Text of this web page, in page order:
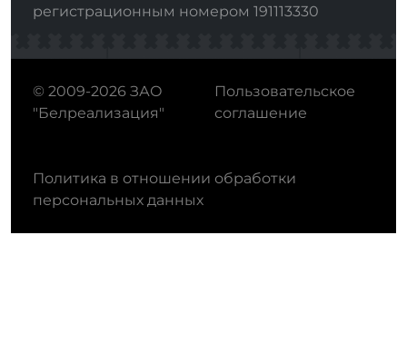
регистрационным номером 191113330
© 2009-2026 ЗАО
"Белреализация"
Пользовательское
соглашение
Политика в отношении обработки
персональных данных